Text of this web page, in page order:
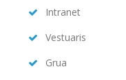
Intranet
Vestuaris
Grua